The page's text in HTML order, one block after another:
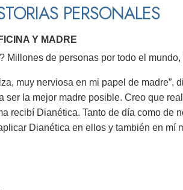
PERSONALES
Y MADRE
Millones de personas por todo el
muy nerviosa en mi papel de madre”,
ser la mejor madre posible. Creo que
recibí Dianética. Tanto de día como de
Dianética en ellos y también en mí